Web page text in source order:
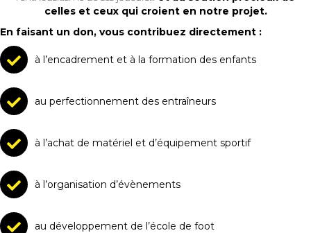
celles et ceux qui croient en notre projet.
En faisant un don, vous contribuez directement :
à l’encadrement et à la formation des enfants
au perfectionnement des entraîneurs
à l’achat de matériel et d’équipement sportif
à l’organisation d’évènements
au développement de l’école de foot